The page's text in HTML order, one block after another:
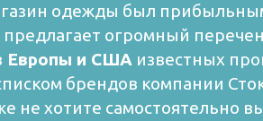
одежды был
предлагает огромный
Европы и США известных
брендов компании
не хотите самостоятельно